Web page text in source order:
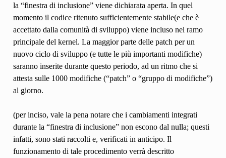
la “finestra di inclusione” viene dichiarata aperta. In quel
momento il codice ritenuto sufficientemente stabile(e che è
accettato dalla comunità di sviluppo) viene incluso nel ramo
principale del kernel. La maggior parte delle patch per un
nuovo ciclo di sviluppo (e tutte le più importanti modifiche)
saranno inserite durante questo periodo, ad un ritmo che si
attesta sulle 1000 modifiche (“patch” o “gruppo di modifiche”)
al giorno.
(per inciso, vale la pena notare che i cambiamenti integrati
durante la “finestra di inclusione” non escono dal nulla; questi
infatti, sono stati raccolti e, verificati in anticipo. Il
funzionamento di tale procedimento verrà descritto